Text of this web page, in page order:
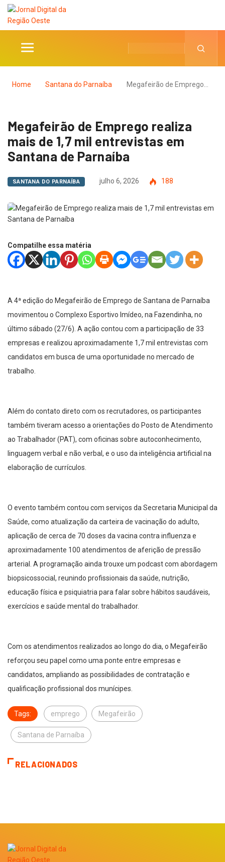
Home Santana do Parnaíba Megafeirão de Emprego…
Megafeirão de Emprego realiza
mais de 1,7 mil entrevistas em
Santana de Parnaíba
SANTANA DO PARNAÍBA julho 6, 2026 188
Compatilhe essa matéria
A 4ª edição do Megafeirão de Emprego de Santana de Parnaíba
movimentou o Complexo Esportivo Imídeo, na Fazendinha, no
último sábado (27/6). A ação contou com a participação de 33
empresas e realizou aproximadamente 1,7 mil entrevistas com
candidatos em busca de uma oportunidade no mercado de
trabalho.
Além do contato direto com os recrutadores, os participantes
também tiveram acesso a orientações do Posto de Atendimento
ao Trabalhador (PAT), com oficinas sobre autoconhecimento,
linguagem verbal e não verbal, e o uso da inteligência artificial na
elaboração de currículos.
O evento também contou com serviços da Secretaria Municipal da
Saúde, como atualização da carteira de vacinação do adulto,
aplicação de cerca de 70 doses da vacina contra influenza e
aproximadamente 100 atendimentos de aferição de pressão
arterial. A programação ainda trouxe um podcast com abordagem
biopsicossocial, reunindo profissionais da saúde, nutrição,
educação física e psiquiatria para falar sobre hábitos saudáveis,
exercícios e saúde mental do trabalhador.
Com os atendimentos realizados ao longo do dia, o Megafeirão
reforçou seu papel como uma ponte entre empresas e
candidatos, ampliando as possibilidades de contratação e
qualificação profissional dos munícipes.
Tags: emprego Megafeirão
Santana de Parnaíba
RELACIONADOS